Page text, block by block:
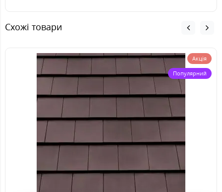
Схожі товари
Акція
Популярний